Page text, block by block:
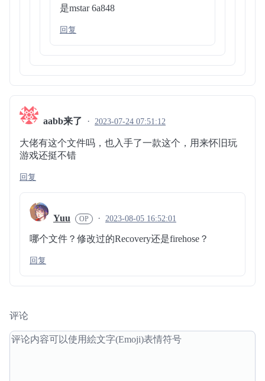
是mstar 6a848
回复
aabb来了 2023-07-24 07:51:12
大佬有这个文件吗，也入手了一款这个，用来怀旧玩
游戏还挺不错
回复
Yuu 2023-08-05 16:52:01
哪个文件？修改过的Recovery还是firehose？
回复
评论